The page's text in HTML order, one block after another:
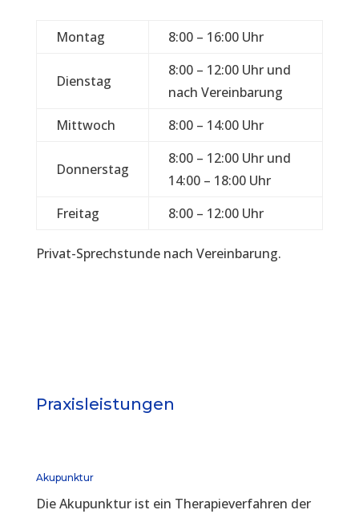
Montag 8:00 – 16:00 Uhr
Dienstag
8:00 – 12:00 Uhr und
nach Vereinbarung
Mittwoch
8:00 – 14:00 Uhr
Donnerstag
8:00 – 12:00 Uhr und
14:00 – 18:00 Uhr
Freitag
8:00 – 12:00 Uhr
Privat-Sprechstunde nach Vereinbarung.
Praxisleistungen
Akupunktur
Die Akupunktur ist ein Therapieverfahren der